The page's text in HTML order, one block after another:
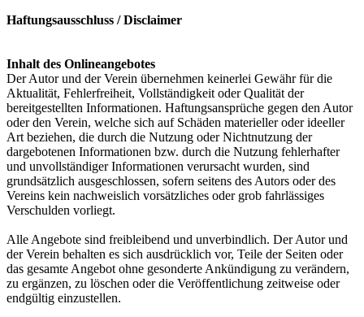
Haftungsausschluss / Disclaimer
Inhalt des Onlineangebotes
Der Autor und der Verein übernehmen keinerlei Gewähr für die
Aktualität, Fehlerfreiheit, Vollständigkeit oder Qualität der
bereitgestellten Informationen. Haftungsansprüche gegen den Autor
oder den Verein, welche sich auf Schäden materieller oder ideeller
Art beziehen, die durch die Nutzung oder Nichtnutzung der
dargebotenen Informationen bzw. durch die Nutzung fehlerhafter
und unvollständiger Informationen verursacht wurden, sind
grundsätzlich ausgeschlossen, sofern seitens des Autors oder des
Vereins kein nachweislich vorsätzliches oder grob fahrlässiges
Verschulden vorliegt.
Alle Angebote sind freibleibend und unverbindlich. Der Autor und
der Verein behalten es sich ausdrücklich vor, Teile der Seiten oder
das gesamte Angebot ohne gesonderte Ankündigung zu verändern,
zu ergänzen, zu löschen oder die Veröffentlichung zeitweise oder
endgültig einzustellen.